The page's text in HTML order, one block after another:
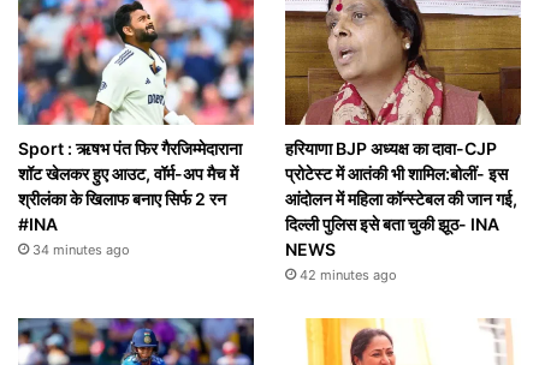
Sport : ऋषभ पंत फिर गैरजिम्मेदाराना
शॉट खेलकर हुए आउट, वॉर्म-अप मैच में
श्रीलंका के खिलाफ बनाए सिर्फ 2 रन
#INA
34 minutes ago
हरियाणा BJP अध्यक्ष का दावा-CJP
प्रोटेस्ट में आतंकी भी शामिल:बोलीं- इस
आंदोलन में महिला कॉन्स्टेबल की जान गई,
दिल्ली पुलिस इसे बता चुकी झूठ- INA
NEWS
42 minutes ago